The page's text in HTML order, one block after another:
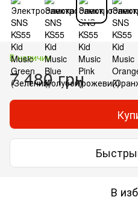
В наличии
7 480 грн
В